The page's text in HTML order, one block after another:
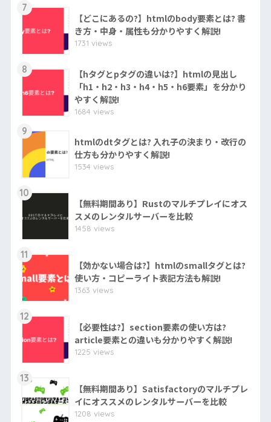
7
【どこにあるの?】htmlのbody要素とは? 書
き方・中身・属性も分かりやすく解説!
1731 views
8
【hタグとpタグの違いは?】htmlの見出し
「h1・h2・h3・h4・h5・h6要素」を分かり
やすく解説!
1684 views
9
htmlのdtタグとは? 入れ子の決まり・改行の
仕方も分かりやすく解説!
1534 views
10
【無料期間あり】Rustのマルチプレイにオス
スメのレンタルサーバーを比較
1458 views
11
【効かない場合は?】htmlのsmallタグとは?
使い方・コピーライト表記方法も解説!
1363 views
12
【必要性は?】section要素の使い方は?
article要素との違いも分かりやすく解説!
1225 views
13
【無料期間あり】Satisfactoryのマルチプレ
イにオススメのレンタルサーバーを比較
1208 views